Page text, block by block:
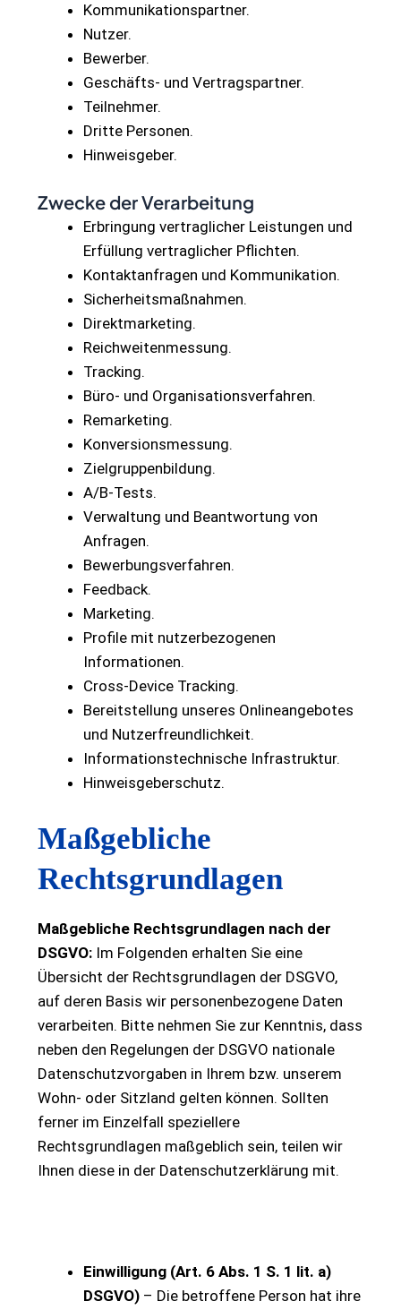
Kommunikationspartner.
Nutzer.
Bewerber.
Geschäfts- und Vertragspartner.
Teilnehmer.
Dritte Personen.
Hinweisgeber.
Zwecke der Verarbeitung
Erbringung vertraglicher Leistungen und
Erfüllung vertraglicher Pflichten.
Kontaktanfragen und Kommunikation.
Sicherheitsmaßnahmen.
Direktmarketing.
Reichweitenmessung.
Tracking.
Büro- und Organisationsverfahren.
Remarketing.
Konversionsmessung.
Zielgruppenbildung.
A/B-Tests.
Verwaltung und Beantwortung von
Anfragen.
Bewerbungsverfahren.
Feedback.
Marketing.
Profile mit nutzerbezogenen
Informationen.
Cross-Device Tracking.
Bereitstellung unseres Onlineangebotes
und Nutzerfreundlichkeit.
Informationstechnische Infrastruktur.
Hinweisgeberschutz.
Maßgebliche
Rechtsgrundlagen
Maßgebliche Rechtsgrundlagen nach der
DSGVO: Im Folgenden erhalten Sie eine
Übersicht der Rechtsgrundlagen der DSGVO,
auf deren Basis wir personenbezogene Daten
verarbeiten. Bitte nehmen Sie zur Kenntnis, dass
neben den Regelungen der DSGVO nationale
Datenschutzvorgaben in Ihrem bzw. unserem
Wohn- oder Sitzland gelten können. Sollten
ferner im Einzelfall speziellere
Rechtsgrundlagen maßgeblich sein, teilen wir
Ihnen diese in der Datenschutzerklärung mit.
Einwilligung (Art. 6 Abs. 1 S. 1 lit. a)
DSGVO) – Die betroffene Person hat ihre